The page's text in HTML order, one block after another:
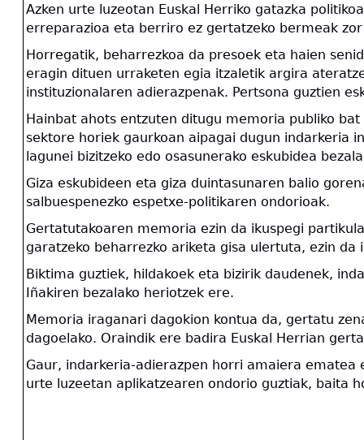
Azken urte luzeotan Euskal Herriko gatazka
erreparazioa eta berriro ez gertatzeko bermeak
Horregatik, beharrezkoa da presoek eta haien
eragin dituen urraketen egia itzaletik argira
instituzionalaren adierazpenak. Pertsona guztien
Hainbat ahots entzuten ditugu memoria publiko
sektore horiek gaurkoan aipagai dugun indarkeria
lagunei bizitzeko edo osasunerako eskubidea
Giza eskubideen eta giza duintasunaren balio
salbuespenezko espetxe-politikaren ondorioak.
Gertatutakoaren memoria ezin da ikuspegi
garatzeko beharrezko ariketa gisa ulertuta, ezin
Biktima guztiek, hildakoek eta bizirik daudenek,
Iñakiren bezalako heriotzek ere.
Memoria iraganari dagokion kontua da, gertatu
dagoelako. Oraindik ere badira Euskal Herrian
Gaur, indarkeria-adierazpen horri amaiera ematea
urte luzeetan aplikatzearen ondorio guztiak, baita